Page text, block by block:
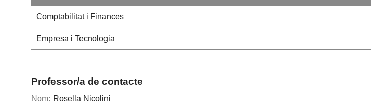
Comptabilitat i Finances
Empresa i Tecnologia
Professor/a de contacte
Nom: Rosella Nicolini